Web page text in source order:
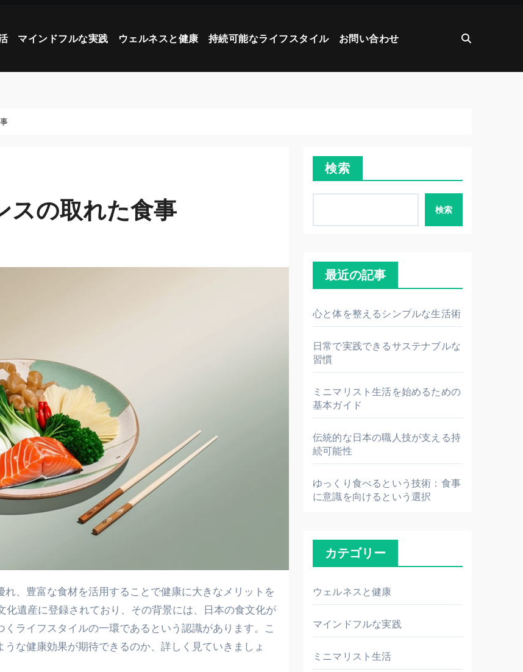
マインドフルな実践 ウェルネスと健康 持続可能なライフスタイル お問い合わせ
スの取れた食事
化遺産に登録されており、その背景には、日本の食文化が
ライフスタイルの一環であるという認識があります。こ
な健康効果が期待できるのか、詳しく見ていきましょ
検索
検索
最近の記事
心と体を整えるシンプルな生活術
日常で実践できるサステナブルな
習慣
ミニマリスト生活を始めるための
基本ガイド
伝統的な日本の職人技が支える持
続可能性
ゆっくり食べるという技術：食事
に意識を向けるという選択
カテゴリー
ウェルネスと健康
マインドフルな実践
ミニマリスト生活